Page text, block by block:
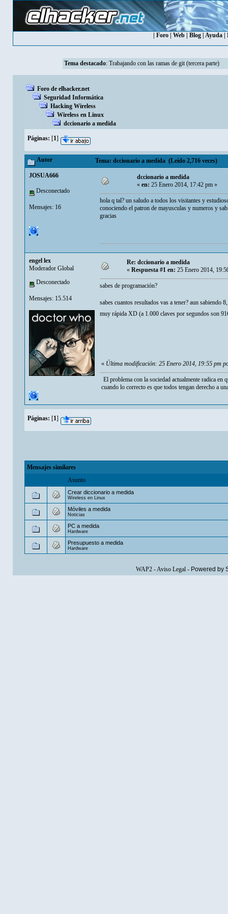
Foro Web Blog Ayuda
Tema destacado: Trabajando con las ramas de git (tercera parte)
Foro de elhacker.net
Seguridad Informática
Hacking Wireless
Wireless en Linux
dccionario a medida
Páginas: [1]
Autor Tema: dccionario a medida (Leído 2,716 veces)
JOSUA666
Desconectado
Mensajes: 16
dccionario a medida
«en:25 Enero 2014, 17:42 pm »
hola q tal? un saludo a todos los visitantes y
conociendo el patron de mayusculas y numeros y
gracias
engel lex
Moderador Global
Desconectado
Mensajes: 15.514
Re: dccionario a medida
« Respuesta #1 en: 25 Enero 2014,
sabes de programación?
sabes cuantos resultados vas a tener? aun sabiendo
muy rápida XD (a 1.000 claves por segundos son
« Última modificación: 25 Enero 2014, 19:55 pm
El problema con la sociedad actualmente radica en
cuando lo correcto es que todos tengan derecho a
Páginas: [1]
Mensajes similares
Asunto
Crear diccionario a medida
Wireless en Linux
Móviles a medida
Noticias
PC a medida
Hardware
Presupuesto a medida
Hardware
WAP2-Aviso Legal- Powered by